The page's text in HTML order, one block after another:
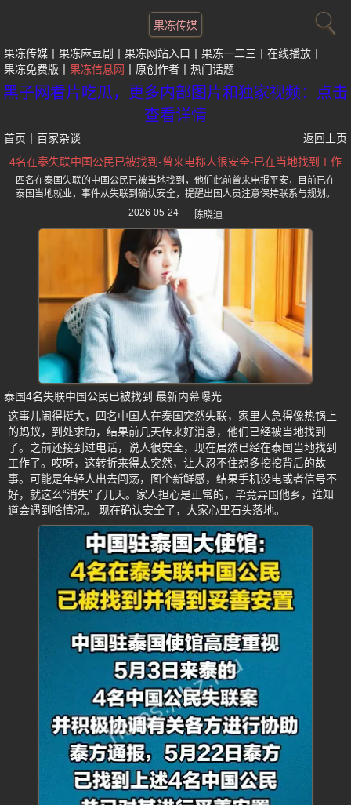
果冻传媒
果冻传媒 果冻麻豆剧 果冻网站入口 果冻一二三
在线播放
果冻免费版
果冻信息网 原创作者 热门话题
黑子网看片吃瓜，更多内部图片和独家视频：点击
查看详情
首页 百家杂谈
返回上页
4名在泰失联中国公民已被找到-曾来电称人很安全-已在当地找到工作
四名在泰国失联的中国公民已被当地找到，他们此前曾来电报平安，目前已在
泰国当地就业，事件从失联到确认安全，提醒出国人员注意保持联系与规划。
2026-05-24
陈晓迪
泰国4名失联中国公民已被找到 最新内幕曝光
这事儿闹得挺大，四名中国人在泰国突然失联，家里人急得像热锅上
的蚂蚁，到处求助，结果前几天传来好消息，他们已经被当地找到
了。之前还接到过电话，说人很安全，现在居然已经在泰国当地找到
工作了。哎呀，这转折来得太突然，让人忍不住想多挖挖背后的故
事。可能是年轻人出去闯荡，图个新鲜感，结果手机没电或者信号不
好，就这么“消失”了几天。家人担心是正常的，毕竟异国他乡，谁知
道会遇到啥情况。 现在确认安全了，大家心里石头落地。